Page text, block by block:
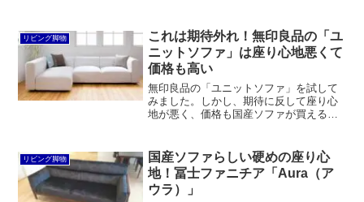
低いほどソファの保有率が高い今回の調
査および、以前に同...
リビング脚物
これは期待外れ！無印良品の「ユ
ニットソファ」は座り心地悪くて
価格も高い
無印良品の「ユニットソファ」を試して
みました。しかし、期待に反して座り心
地が悪く、価格も国産ソファが買えるく
リかもしれません。
リビング脚物
国産ソファらしい硬めの座り心
地！冨士ファニチア「Aura（ア
ウラ）」